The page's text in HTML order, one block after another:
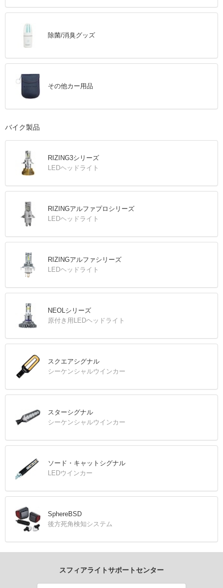
除菌/消臭グッズ
その他カー用品
バイク製品
RIZING3シリーズ
LEDヘッドライト
RIZINGアルファプロシリーズ
LEDヘッドライト
RIZINGアルファシリーズ
LEDヘッドライト
NEOLシリーズ
原付き用LEDヘッドライト
スクエアシグナル
シーケンシャルウインカー
スターシグナル
シーケンシャルウインカー
ソード・キャットシグナル
LEDウインカー
SphereBSD
後方死角検知システム
スフィアライトサポートセンター